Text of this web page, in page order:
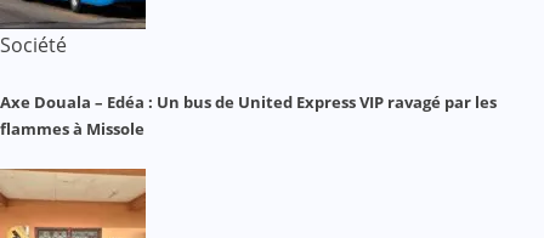
Société
Axe Douala – Edéa : Un bus de United Express VIP ravagé par les
flammes à Missole